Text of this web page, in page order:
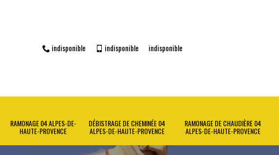
indisponible indisponible indisponible
RAMONAGE 04 ALPES-DE-
HAUTE-PROVENCE
DÉBISTRAGE DE CHEMINÉE 04
ALPES-DE-HAUTE-PROVENCE
RAMONAGE DE CHAUDIÈRE 04
ALPES-DE-HAUTE-PROVENCE